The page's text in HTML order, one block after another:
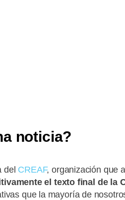
noticia?
del CREAF, organización que
el texto final de la
que la mayoría de